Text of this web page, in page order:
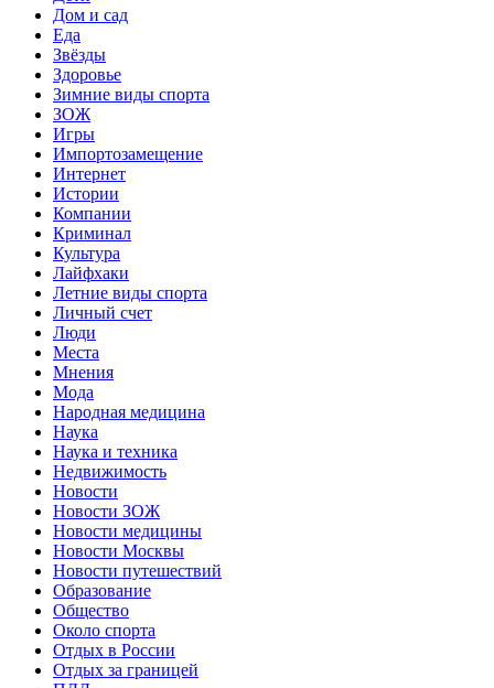
Дом и сад
Еда
Звёзды
Здоровье
Зимние виды спорта
ЗОЖ
Игры
Импортозамещение
Интернет
Истории
Компании
Криминал
Культура
Лайфхаки
Летние виды спорта
Личный счет
Люди
Места
Мнения
Мода
Народная медицина
Наука
Наука и техника
Недвижимость
Новости
Новости ЗОЖ
Новости медицины
Новости Москвы
Новости путешествий
Образование
Общество
Около спорта
Отдых в России
Отдых за границей